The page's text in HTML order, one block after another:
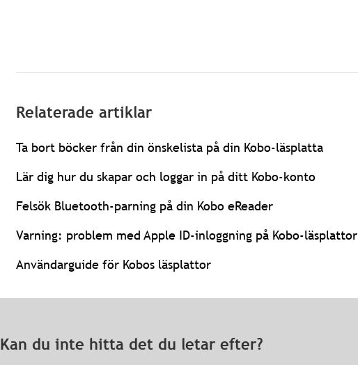
Relaterade artiklar
Ta bort böcker från din önskelista på din Kobo-läsplatta
Lär dig hur du skapar och loggar in på ditt Kobo-konto
Felsök Bluetooth-parning på din Kobo eReader
Varning: problem med Apple ID-inloggning på Kobo-läsplattor
Användarguide för Kobos läsplattor
Kan du inte hitta det du letar efter?